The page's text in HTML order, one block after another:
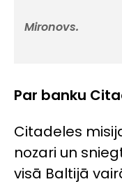
Mironovs.
Par banku
Citadeles
nozari un
visā Baltijā